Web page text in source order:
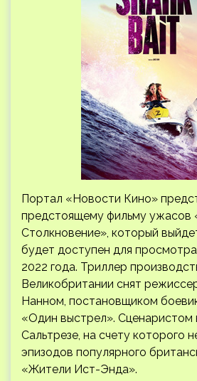
Портал «Новости Кино»
предстоящему фильму ужасов
Столкновение», который
будет доступен для
2022 года. Триллер
Великобритании снят
Нанном, постановщиком
«Один выстрел». Сценаристом
Сальтрезе, на счету которого
эпизодов популярного
«Жители Ист-Энда».